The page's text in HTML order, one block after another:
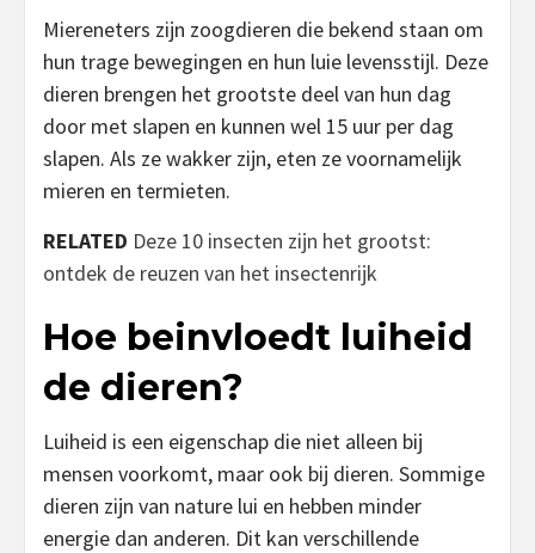
Miereneters zijn zoogdieren die bekend staan om
hun trage bewegingen en hun luie levensstijl. Deze
dieren brengen het grootste deel van hun dag
door met slapen en kunnen wel 15 uur per dag
slapen. Als ze wakker zijn, eten ze voornamelijk
mieren en termieten.
RELATED Deze 10 insecten zijn het grootst:
ontdek de reuzen van het insectenrijk
Hoe beinvloedt luiheid
de dieren?
Luiheid is een eigenschap die niet alleen bij
mensen voorkomt, maar ook bij dieren. Sommige
dieren zijn van nature lui en hebben minder
energie dan anderen. Dit kan verschillende